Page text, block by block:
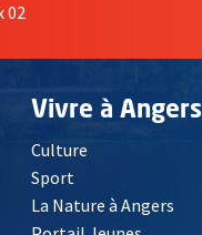
02
Vivre à Angers
Culture
Sport
La Nature à Angers